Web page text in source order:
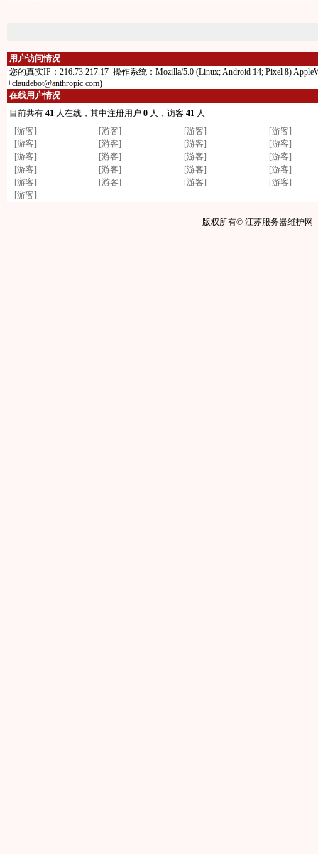
用户访问情况
您的真实IP：216.73.217.17 操作系统：Mozilla/5.0 (Linux; Android 14; Pixel 8)
+claudebot@anthropic.com)
在线用户情况
目前共有 41 人在线，其中注册用户 0 人，访客 41 人
[游客]
[游客] [游客]
[游客]
[游客]
[游客] [游客]
[游客]
[游客]
[游客] [游客]
[游客]
[游客]
[游客] [游客]
[游客]
[游客]
[游客] [游客]
[游客]
[游客]
版权所有© 江苏服务器维护